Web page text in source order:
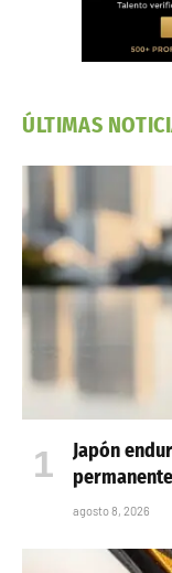
ÚLTIMAS
Japón
agosto 8, 2026